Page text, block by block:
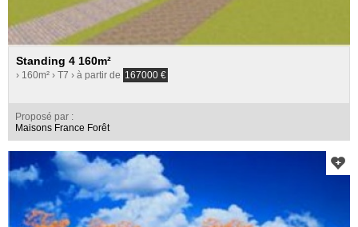
Standing 4 160m²
› 160m² › T7 › à partir de 167000 €
Proposé par :
Maisons France Forêt